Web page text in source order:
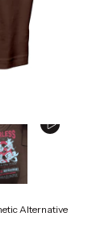
Alternative